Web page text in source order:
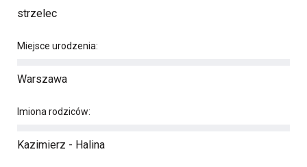
strzelec
Miejsce urodzenia:
Warszawa
Imiona rodziców:
Kazimierz - Halina